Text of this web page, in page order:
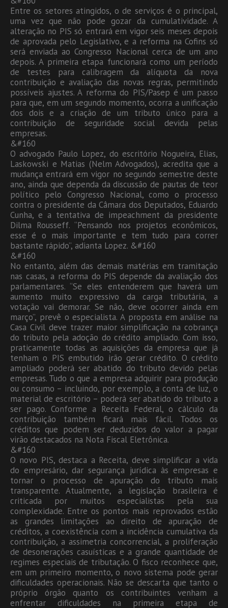
Entre os setores atingidos, o de serviços é o principal,
uma vez que não pode gozar da cumulatividade. A
alteração no PIS só entrará em vigor seis meses depois
de aprovada pelo Legislativo, e a reforma na Cofins só
será enviada ao Congresso Nacional cerca de um ano
depois. A primeira etapa funcionará como um período
de testes para calibragem da alíquota da nova
contribuição e avaliação das novas regras, permitindo
possíveis ajustes. A reforma do PIS/Pasep é um passo
para que, em um segundo momento, ocorra a unificação
dos dois e a criação de um tributo único para a
contribuição de seguridade social devida pelas
empresas.
&#160
O advogado Paulo Lopez, do escritório Nogueira, Elias,
Laskowski e Matias (Nelm Advogados), acredita que a
mudança entrará em vigor no segundo semestre deste
ano, ainda que dependa da discussão de pautas de teor
político pelo Congresso Nacional, como o processo
contra o presidente da Câmara dos Deputados, Eduardo
Cunha, e a tentativa de impeachment da presidente
Dilma Rousseff. “Pensando nos projetos econômicos,
esse é o mais importante e tem tudo para correr
bastante rápido”, adianta Lopez. &#160
&#160
No entanto, além das demais matérias em tramitação
nas casas, a reforma do PIS depende da avaliação dos
parlamentares. “Se eles entenderem que haverá um
aumento muito expressivo da carga tributária, a
votação vai demorar. Se não, deve ocorrer ainda em
março”, prevê o especialista. A proposta em análise na
Casa Civil deve trazer maior simplificação na cobrança
do tributo pela adoção do crédito ampliado. Com isso,
praticamente todas as aquisições da empresa que já
tenham o PIS embutido irão gerar crédito. O crédito
ampliado poderá ser abatido do tributo devido pelas
empresas. Tudo o que a empresa adquirir para produção
ou consumo – incluindo, por exemplo, a conta de luz, o
material de escritório – poderá ser abatido do tributo a
ser pago. Conforme a Receita Federal, o cálculo da
contribuição também ficará mais fácil. Todos os
créditos que podem ser deduzidos do valor a pagar
virão destacados na Nota Fiscal Eletrônica.
&#160
O novo PIS, destaca a Receita, deve simplificar a vida
do empresário, dar segurança jurídica às empresas e
tornar o processo de apuração do tributo mais
transparente. Atualmente, a legislação brasileira é
criticada por muitos especialistas pela sua
complexidade. Entre os pontos mais reprovados estão
as grandes limitações ao direito de apuração de
créditos, a coexistência com a incidência cumulativa da
contribuição, a assimetria concorrencial, a proliferação
de desonerações casuísticas e a grande quantidade de
regimes especiais de tributação. O fisco reconhece que,
em um primeiro momento, o novo sistema pode gerar
dificuldades operacionais. Não se descarta que tanto o
próprio órgão quanto os contribuintes venham a
enfrentar dificuldades na primeira etapa de